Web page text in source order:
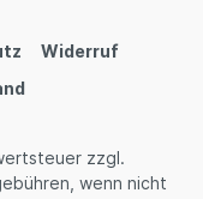
Widerruf
zzgl.
wenn nicht